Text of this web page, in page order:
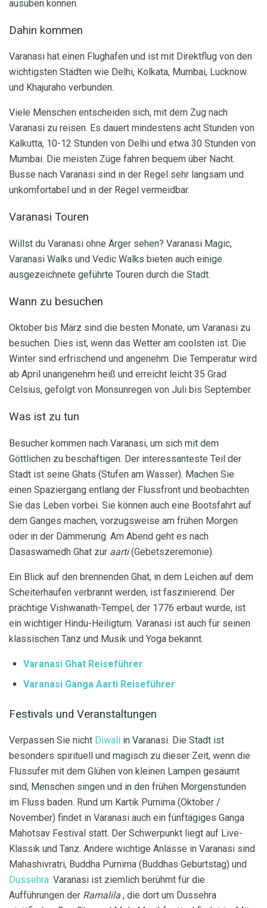
ausüben können.
Dahin kommen
Varanasi hat einen Flughafen und ist mit Direktflug von den
wichtigsten Städten wie Delhi, Kolkata, Mumbai, Lucknow
und Khajuraho verbunden.
Viele Menschen entscheiden sich, mit dem Zug nach
Varanasi zu reisen. Es dauert mindestens acht Stunden von
Kalkutta, 10-12 Stunden von Delhi und etwa 30 Stunden von
Mumbai. Die meisten Züge fahren bequem über Nacht.
Busse nach Varanasi sind in der Regel sehr langsam und
unkomfortabel und in der Regel vermeidbar.
Varanasi Touren
Willst du Varanasi ohne Ärger sehen? Varanasi Magic,
Varanasi Walks und Vedic Walks bieten auch einige
ausgezeichnete geführte Touren durch die Stadt.
Wann zu besuchen
Oktober bis März sind die besten Monate, um Varanasi zu
besuchen. Dies ist, wenn das Wetter am coolsten ist. Die
Winter sind erfrischend und angenehm. Die Temperatur wird
ab April unangenehm heiß und erreicht leicht 35 Grad
Celsius, gefolgt von Monsunregen von Juli bis September.
Was ist zu tun
Besucher kommen nach Varanasi, um sich mit dem
Göttlichen zu beschäftigen. Der interessanteste Teil der
Stadt ist seine Ghats (Stufen am Wasser). Machen Sie
einen Spaziergang entlang der Flussfront und beobachten
Sie das Leben vorbei. Sie können auch eine Bootsfahrt auf
dem Ganges machen, vorzugsweise am frühen Morgen
oder in der Dämmerung. Am Abend geht es nach
Dasaswamedh Ghat zur aarti(Gebetszeremonie).
Ein Blick auf den brennenden Ghat, in dem Leichen auf dem
Scheiterhaufen verbrannt werden, ist faszinierend. Der
prächtige Vishwanath-Tempel, der 1776 erbaut wurde, ist
ein wichtiger Hindu-Heiligtum. Varanasi ist auch für seinen
klassischen Tanz und Musik und Yoga bekannt.
Varanasi Ghat Reiseführer
Varanasi Ganga Aarti Reiseführer
Festivals und Veranstaltungen
Verpassen Sie nicht Diwali in Varanasi. Die Stadt ist
besonders spirituell und magisch zu dieser Zeit, wenn die
Flussufer mit dem Glühen von kleinen Lampen gesäumt
sind, Menschen singen und in den frühen Morgenstunden
im Fluss baden. Rund um Kartik Purnima (Oktober /
November) findet in Varanasi auch ein fünftägiges Ganga
Mahotsav Festival statt. Der Schwerpunkt liegt auf Live-
Klassik und Tanz. Andere wichtige Anlässe in Varanasi sind
Mahashivratri, Buddha Purnima (Buddhas Geburtstag) und
Dussehra. Varanasi ist ziemlich berühmt für die
Aufführungen der Ramalila , die dort um Dussehra